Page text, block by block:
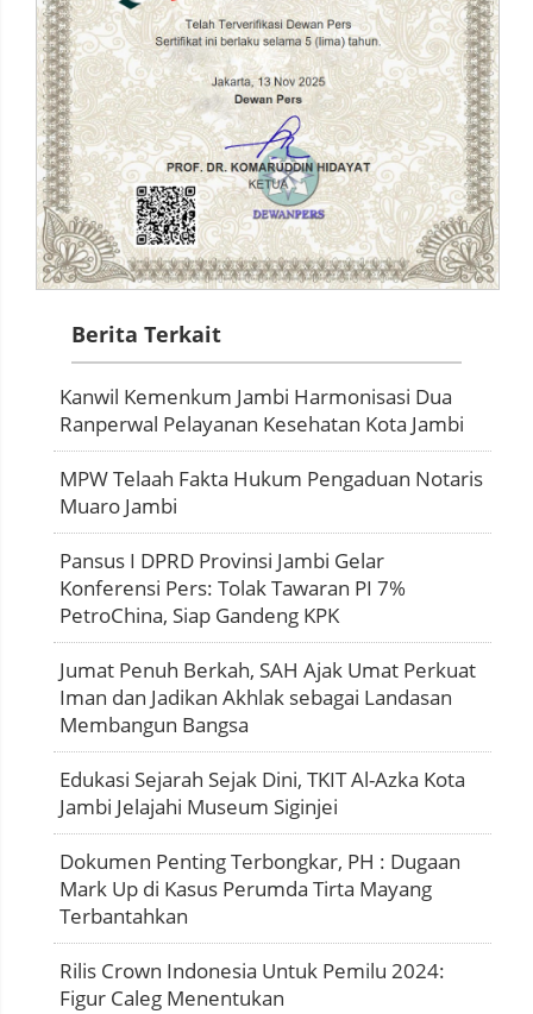
Berita Terkait
Kanwil Kemenkum Jambi Harmonisasi Dua
Ranperwal Pelayanan Kesehatan Kota Jambi
MPW Telaah Fakta Hukum Pengaduan Notaris
Muaro Jambi
Pansus I DPRD Provinsi Jambi Gelar
Konferensi Pers: Tolak Tawaran PI 7%
PetroChina, Siap Gandeng KPK
Jumat Penuh Berkah, SAH Ajak Umat Perkuat
Iman dan Jadikan Akhlak sebagai Landasan
Membangun Bangsa
Edukasi Sejarah Sejak Dini, TKIT Al-Azka Kota
Jambi Jelajahi Museum Siginjei
Dokumen Penting Terbongkar, PH : Dugaan
Mark Up di Kasus Perumda Tirta Mayang
Terbantahkan
Rilis Crown Indonesia Untuk Pemilu 2024:
Figur Caleg Menentukan